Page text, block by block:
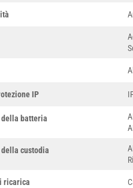
IP
batteria
custodia
ricarica